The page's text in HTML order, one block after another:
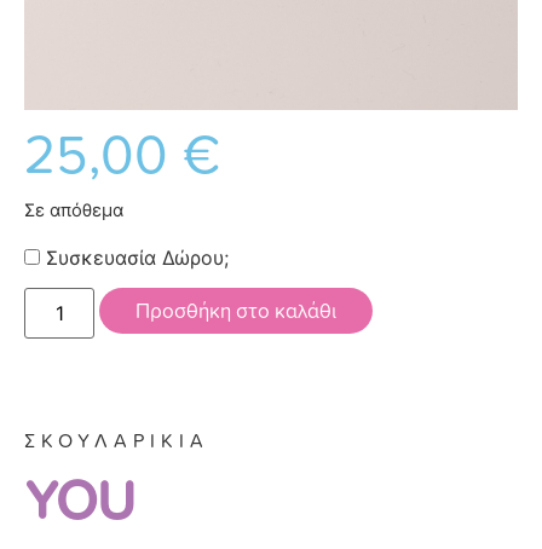
ΣΚΟΥΛΑΡΙΚΙΑ
YOU
25,00 €
Σε απόθεμα
Συσκευασία Δώρου;
Προσθήκη στο καλάθι